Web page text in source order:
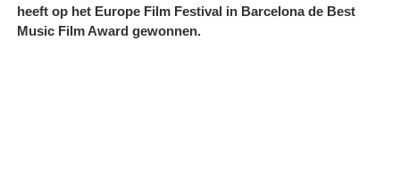
heeft op het Europe Film Festival in Barcelona de Best
Music Film Award gewonnen.